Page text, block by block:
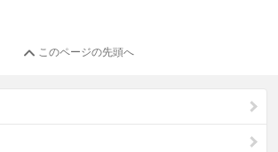
このページの先頭へ